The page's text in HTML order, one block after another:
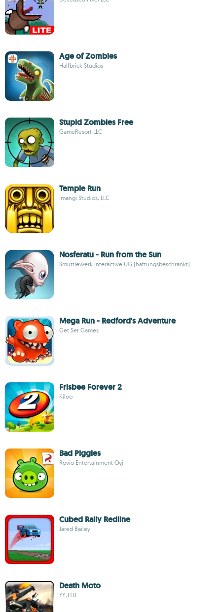
Age of Zombies
Halfbrick Studios
Stupid Zombies Free
GameResort LLC
Temple Run
Imangi Studios, LLC
Nosferatu - Run from the Sun
Smuttlewerk Interactive UG (haftungsbeschrankt)
Mega Run - Redford's Adventure
Get Set Games
Frisbee Forever 2
Kiloo
Bad Piggies
Rovio Entertainment Oyj
Cubed Rally Redline
Jared Bailey
Death Moto
YY.,LTD